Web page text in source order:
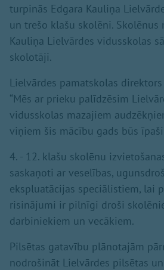
turpinās Edgara Kauliņa
un trešo klašu skolēni. Skolēnus
Kauliņa Lielvārdes vidusskolas
skolotāji.
Lielvārdes pamatskolas
“Mēs ar prieku palīdzēsim
vidusskolas mazajiem
viņiem šis mācību gads būs īpaši
4. - 12. klašu skolēnu
saskaņoti ar veselības,
ekspluatācijas speciālistiem, lai
risinājumi ir pilnīgi droši
darbiniekiem un vecākiem.
Pilsētas gatavību plānotajām
nodrošināt Lielvārdes pilsētas